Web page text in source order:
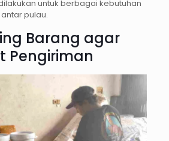
untuk berbagai kebutuhan
pulau.
Barang agar
Pengiriman